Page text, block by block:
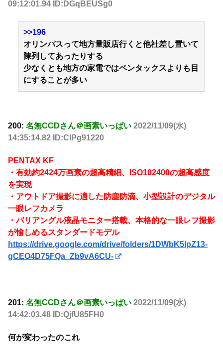
09:12:01.94 ID:DGqBEUSg0
>>196
オリンパスって地方量販店行くと他社差し置いて
陳列してあったりする
少なくとも地方の家電ではペンタックスよりも目
にすることが多い
200: 名無CCDさん＠画素いっぱい 2022/11/09(水)
14:35:14.82 ID:ClPg91220
PENTAX KF
・有効約2424万画素の超高精細、ISO102400の超高感度
を実現
・アウトドア撮影に適した防塵防滴、小型設計のデジタル
一眼レフカメラ
・バリアングル液晶モニター搭載、本格的な一眼レフ撮影
が愉しめるスタンダードモデル
https://drive.google.com/drive/folders/1DWbK5IpZ13-
gCEO4D75FQa_Zb9vA6CU-
201: 名無CCDさん＠画素いっぱい 2022/11/09(水)
14:42:03.48 ID:QjfU85FH0
何が変わったのこれ